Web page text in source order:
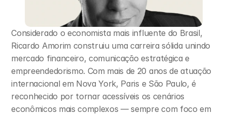
Considerado o economista mais influente do Brasil,
Ricardo Amorim construiu uma carreira sólida unindo
mercado financeiro, comunicação estratégica e
empreendedorismo. Com mais de 20 anos de atuação
internacional em Nova York, Paris e São Paulo, é
reconhecido por tornar acessíveis os cenários
econômicos mais complexos — sempre com foco em